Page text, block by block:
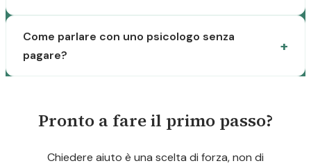
Come parlare con uno psicologo senza
pagare?
Pronto a fare il primo passo?
Chiedere aiuto è una scelta di forza, non di